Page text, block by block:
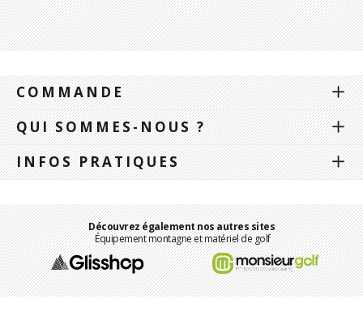
COMMANDE
QUI SOMMES-NOUS ?
INFOS PRATIQUES
Découvrez également nos autres sites
Équipement montagne et matériel de golf